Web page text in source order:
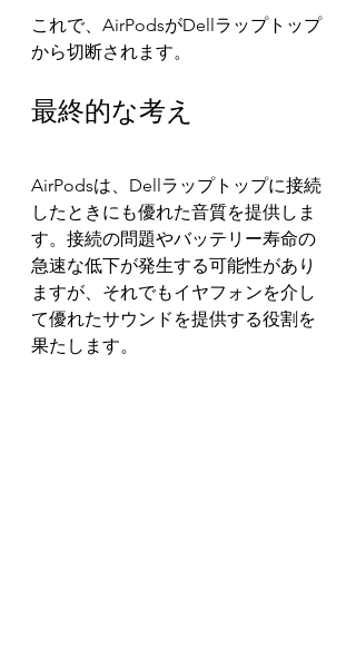
これで、AirPodsがDellラップトップ
から切断されます。
最終的な考え
AirPodsは、Dellラップトップに接続
したときにも優れた音質を提供しま
す。接続の問題やバッテリー寿命の
急速な低下が発生する可能性があり
ますが、それでもイヤフォンを介し
て優れたサウンドを提供する役割を
果たします。